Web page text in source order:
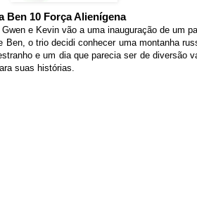
Ben 10 Força Alienígena
e Kevin vão a uma inauguração de um
Ben, o trio decidi conhecer uma montanha
e um dia que parecia ser de diversão
suas histórias.